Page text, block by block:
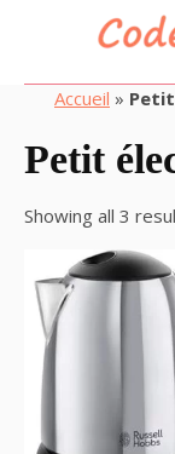
Accueil »
Petit
Showing all 3